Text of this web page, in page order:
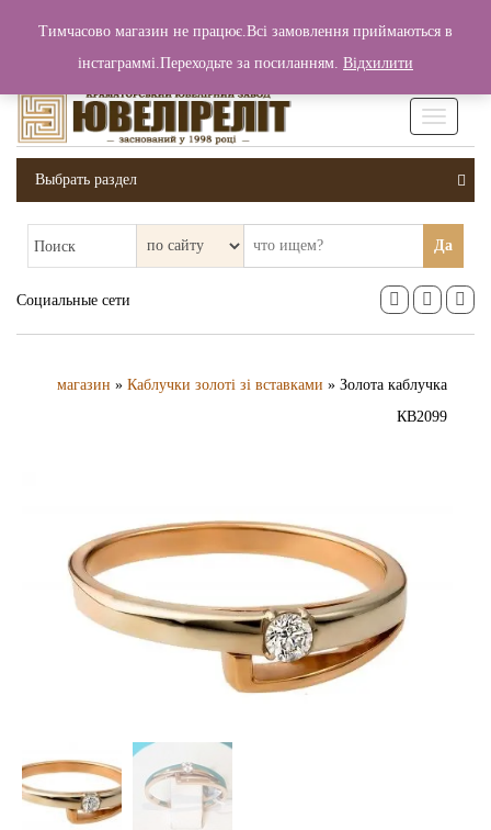
Вход / Регистрация 0 грн.
Выбрать раздел
Поиск Да
Социальные сети
магазин » Каблучки золоті зі вставками » Золота каблучка
КВ2099
Тимчасово магазин не працює.Всі замовлення приймаються в
інстаграммі.Переходьте за посиланням. Відхилити